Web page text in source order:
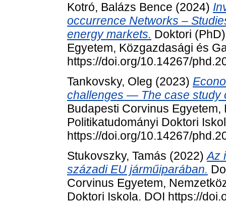
Kotró, Balázs Bence (2024)
occurrence Networks –
energy markets. Doktori
Egyetem, Közgazdasági és
https://doi.org/10.14267/
Tankovsky, Oleg (2023)
challenges — The case study
Budapesti Corvinus
Politikatudományi Doktori
https://doi.org/10.14267/
Stukovszky, Tamás (2022)Az
századi EU járműiparában.
Corvinus Egyetem,
Doktori Iskola. DOI https://